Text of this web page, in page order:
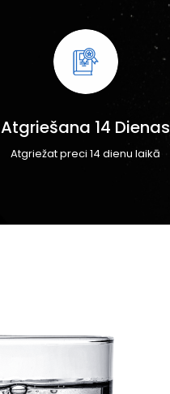
Atgriešana 14 Dienas
Atgriežat preci 14 dienu laikā